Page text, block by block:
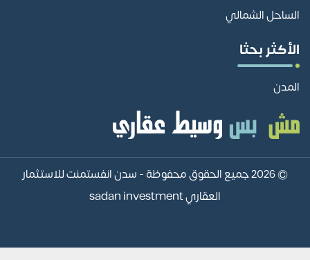
الساحل الشمالي
الأكثر بحثا
المدن
© 2026 جميع الحقوق محفوظة -
سدن انفستمنت للاستثمار
العقاري sadan investment